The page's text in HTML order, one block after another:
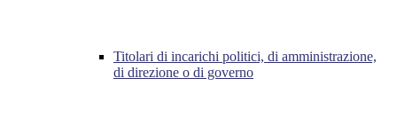
Titolari di incarichi politici, di amministrazione,
di direzione o di governo